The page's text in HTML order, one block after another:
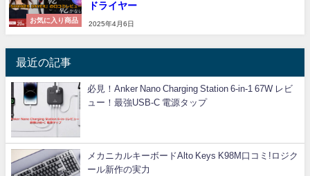
お気に入り商品
ドライヤー
2025年4月6日
最近の記事
必見！Anker Nano Charging Station 6-in-1 67W レビ
ュー！最強USB-C 電源タップ
メカニカルキーボードAlto Keys K98M口コミ!ロジク
ール新作の実力